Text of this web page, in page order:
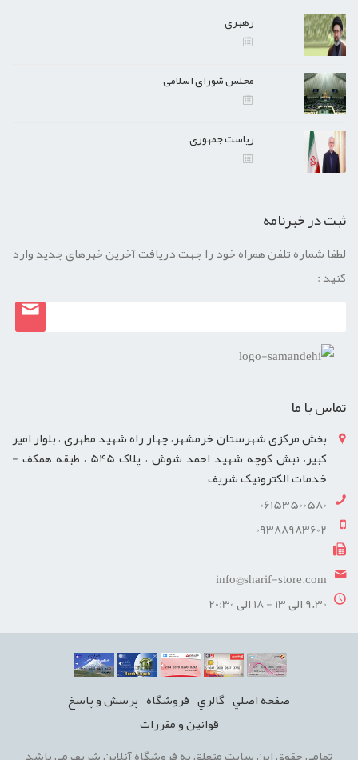
رهبری
مجلس شورای اسلامی
ریاست جمهوری
ثبت در خبرنامه
لطفا شماره تلفن همراه خود را جهت دریافت آخرین خبرهای جدید وارد
کنید :
تماس با ما
بخش مرکزی شهرستان خرمشهر، چهار راه شهید مطهری ، بلوار امیر
کبیر، نبش کوچه شهید احمد شوش ، پلاک 545 ، طبقه همکف -
خدمات الکترونیک شریف
06153500580
09388983602
info@sharif-store.com
9.30 الی 13 - 18 الی 20:30
صفحه اصلي گالري فروشگاه پرسش و پاسخ
قوانين و مقررات